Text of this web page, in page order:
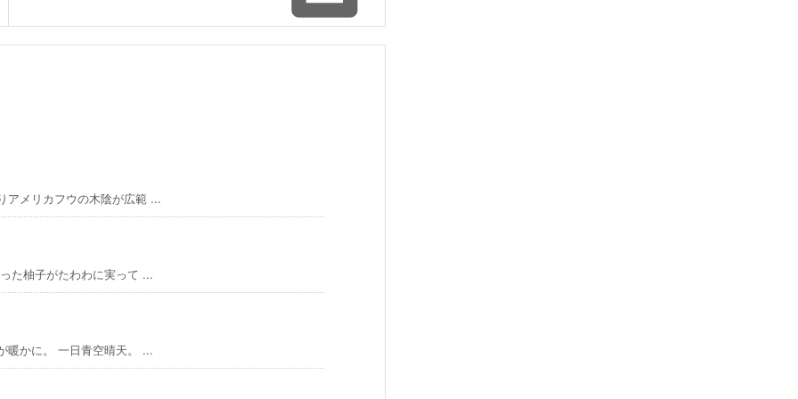
アメリカフウの木陰が広範 ...
た柚子がたわわに実って ...
暖かに。 一日青空晴天。 ...